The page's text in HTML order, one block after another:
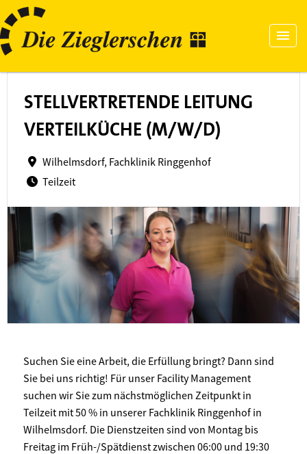
STELLVERTRETENDE LEITUNG
VERTEILKÜCHE (M/W/D)
Wilhelmsdorf, Fachklinik Ringgenhof
Teilzeit
Suchen Sie eine Arbeit, die Erfüllung bringt? Dann sind
Sie bei uns richtig! Für unser Facility Management
suchen wir Sie zum nächstmöglichen Zeitpunkt in
Teilzeit mit 50 % in unserer Fachklinik Ringgenhof in
Wilhelmsdorf. Die Dienstzeiten sind von Montag bis
Freitag im Früh-/Spätdienst zwischen 06:00 und 19:30